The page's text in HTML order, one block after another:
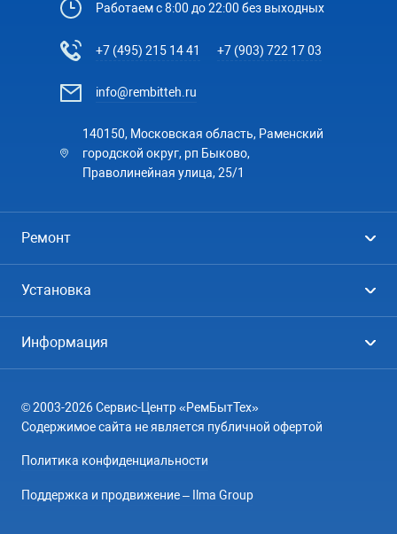
Работаем с 8:00 до 22:00 без выходных
+7 (495) 215 14 41 +7 (903) 722 17 03
info@rembitteh.ru
140150, Московская область, Раменский
городской округ, рп Быково,
Праволинейная улица, 25/1
Ремонт
Посудомоечные машины
Кондиционеры
Варочные панели
Электроплиты
Установка
Кондиционеры
Информация
География
© 2003-2026 Сервис-Центр «РемБытТех»
Содержимое сайта не является публичной офертой
Политика конфиденциальности
Поддержка и продвижение – Ilma Group